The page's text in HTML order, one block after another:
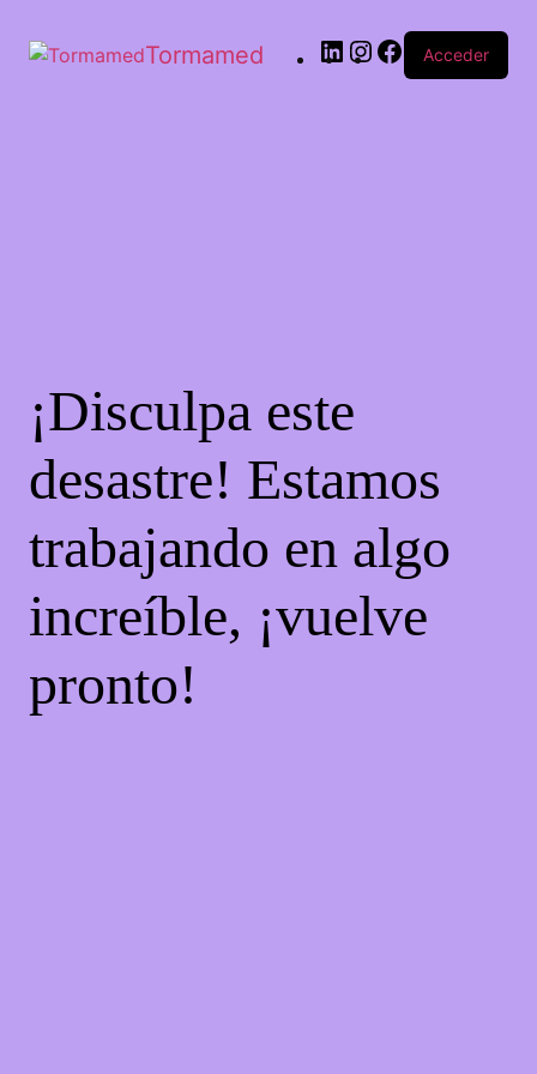
Tormamed Acceder
¡Disculpa este
desastre! Estamos
trabajando en algo
increíble, ¡vuelve
pronto!